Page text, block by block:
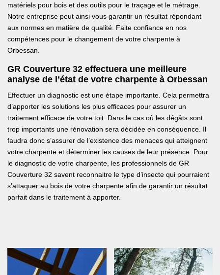
matériels pour bois et des outils pour le traçage et le métrage.
Notre entreprise peut ainsi vous garantir un résultat répondant
aux normes en matière de qualité. Faite confiance en nos
compétences pour le changement de votre charpente à
Orbessan.
GR Couverture 32 effectuera une meilleure
analyse de l’état de votre charpente à Orbessan
Effectuer un diagnostic est une étape importante. Cela permettra
d’apporter les solutions les plus efficaces pour assurer un
traitement efficace de votre toit. Dans le cas où les dégâts sont
trop importants une rénovation sera décidée en conséquence. Il
faudra donc s’assurer de l’existence des menaces qui atteignent
votre charpente et déterminer les causes de leur présence. Pour
le diagnostic de votre charpente, les professionnels de GR
Couverture 32 savent reconnaitre le type d’insecte qui pourraient
s’attaquer au bois de votre charpente afin de garantir un résultat
parfait dans le traitement à apporter.